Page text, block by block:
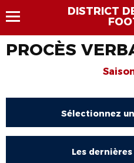
DISTRICT
PROCÈS
Sélectionnez
Les